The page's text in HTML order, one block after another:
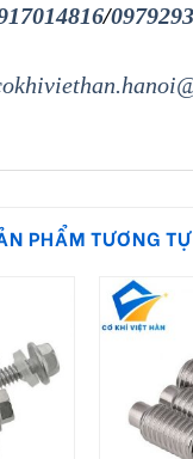
/
PHẨM TƯƠNG TỰ